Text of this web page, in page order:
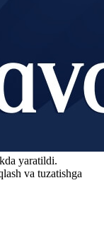
yaratildi.
va tuzatishga